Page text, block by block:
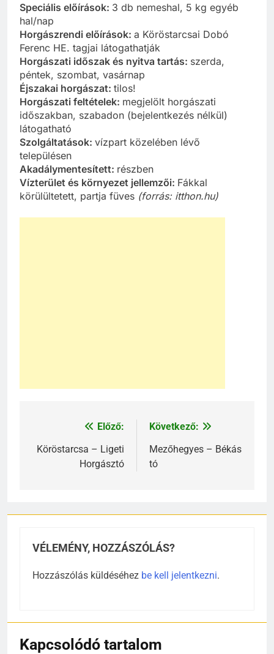
Speciális előírások: 3 db nemeshal, 5 kg egyéb
hal/nap
Horgászrendi előírások: a Köröstarcsai Dobó
Ferenc HE. tagjai látogathatják
Horgászati időszak és nyitva tartás: szerda,
péntek, szombat, vasárnap
Éjszakai horgászat: tilos!
Horgászati feltételek: megjelölt horgászati
időszakban, szabadon (bejelentkezés nélkül)
látogatható
Szolgáltatások: vízpart közelében lévő
településen
Akadálymentesített: részben
Vízterület és környezet jellemzői: Fákkal
körülültetett, partja füves (forrás: itthon.hu)
Bejegyzés
navigáció
Előző:
Köröstarcsa – Ligeti
Horgásztó
Következő:
Mezőhegyes – Békás
tó
VÉLEMÉNY, HOZZÁSZÓLÁS?
Hozzászólás küldéséhez be kell jelentkezni.
Kapcsolódó tartalom